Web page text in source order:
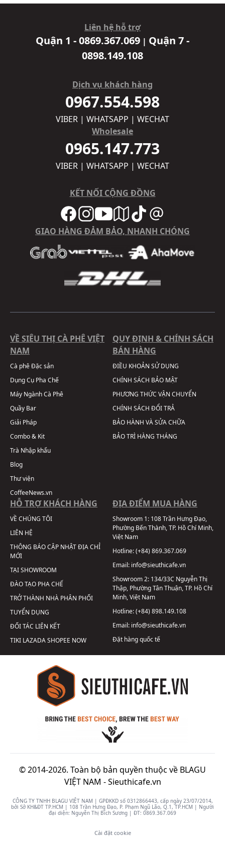
Liên hệ hỗ trợ
Quận 1 - 0869.367.069 | Quận 7 -
0898.149.108
Dịch vụ khách hàng
0967.554.598
VIBER | WHATSAPP | WECHAT
Wholesale
0965.147.773
VIBER | WHATSAPP | WECHAT
KẾT NỐI CỘNG ĐỒNG
GIAO HÀNG ĐẢM BẢO, NHANH CHÓNG
VỀ SIÊU THỊ CÀ PHÊ VIỆT
NAM
Cà phê Đặc sản
Dụng Cụ Pha Chế
Máy Ngành Cà Phê
Quầy Bar
Giải Pháp
Combo & Kit
Trà Nhập khẩu
Blog
Thư viện
CoffeeNews.vn
QUY ĐỊNH & CHÍNH SÁCH
BÁN HÀNG
ĐIỀU KHOẢN SỬ DỤNG
CHÍNH SÁCH BẢO MẬT
PHƯƠNG THỨC VẬN CHUYỂN
CHÍNH SÁCH ĐỔI TRẢ
BẢO HÀNH VÀ SỬA CHỮA
BẢO TRÌ HÀNG THÁNG
HỖ TRỢ KHÁCH HÀNG
VỀ CHÚNG TÔI
LIÊN HỆ
THÔNG BÁO CẬP NHẬT ĐỊA CHỈ
MỚI
TẠI SHOWROOM
ĐÀO TẠO PHA CHẾ
TRỞ THÀNH NHÀ PHÂN PHỐI
TUYỂN DỤNG
ĐỐI TÁC LIÊN KẾT
TIKI LAZADASHOPEE NOW
ĐỊA ĐIỂM MUA HÀNG
Showroom 1: 108 Trần Hưng Đạo,
Phường Bến Thành, TP. Hồ Chí Minh,
Việt Nam
Hotline:(+84) 869.367.069
Email: info@sieuthicafe.vn
Showroom 2: 134/33C Nguyễn Thị
Thập, Phường Tân Thuận, TP. Hồ Chí
Minh, Việt Nam
Hotline:(+84) 898.149.108
Email: info@sieuthicafe.vn
Đặt hàng quốc tế
© 2014-2026. Toàn bộ bản quyền thuộc về BLAGU
VIỆT NAM -Sieuthicafe.vn
CÔNG TY TNHH BLAGU VIỆT NAM | GPĐKKD số 0312866443, cấp ngày 23/07/2014,
bởi Sở KH&ĐT TP.HCM | 108 Trần Hưng Đạo, P. Phạm Ngũ Lão, Q.1, TP.HCM | Người
đại diện: Nguyễn Thị Bích Sương | ĐT: 0869.367.069
Cài đặt cookie